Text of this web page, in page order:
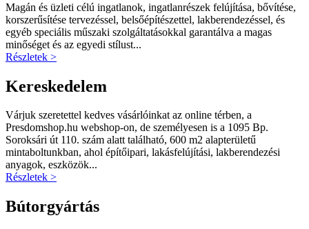
Magán és üzleti célú ingatlanok, ingatlanrészek felújítása, bővítése,
korszerűsítése tervezéssel, belsőépítészettel, lakberendezéssel, és
egyéb speciális műszaki szolgáltatásokkal garantálva a magas
minőséget és az egyedi stílust...
Részletek >
Kereskedelem
Várjuk szeretettel kedves vásárlóinkat az online térben, a
Presdomshop.hu webshop-on, de személyesen is a 1095 Bp.
Soroksári út 110. szám alatt található, 600 m2 alapterületű
mintaboltunkban, ahol építőipari, lakásfelújítási, lakberendezési
anyagok, eszközök...
Részletek >
Bútorgyártás